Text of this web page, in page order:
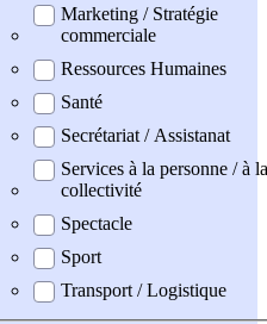
Marketing / Stratégie
commerciale
Ressources Humaines
Santé
Secrétariat / Assistanat
Services à la personne / à la
collectivité
Spectacle
Sport
Transport / Logistique